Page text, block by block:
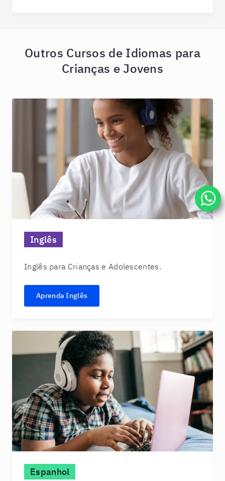
Outros Cursos de Idiomas para
Crianças e Jovens
Inglês
Inglês para Crianças e Adolescentes.
Aprenda Inglês
Espanhol